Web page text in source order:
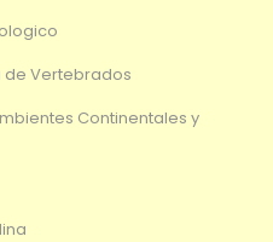
Vertebrados
Continentales y